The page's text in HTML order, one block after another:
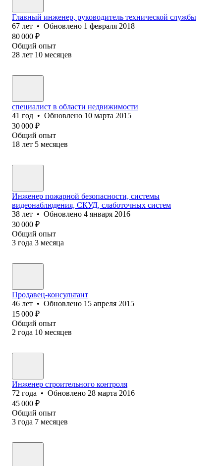
Главный инженер, руководитель технической службы
67 лет • Обновлено 1 февраля 2018
80 000 ₽
Общий опыт
28 лет 10 месяцев
специалист в области недвижимости
41 год • Обновлено 10 марта 2015
30 000 ₽
Общий опыт
18 лет 5 месяцев
Инженер пожарной безопасности, системы
видеонаблюдения, СКУД, слаботочных систем
38 лет • Обновлено 4 января 2016
30 000 ₽
Общий опыт
3 года 3 месяца
Продавец-консультант
46 лет • Обновлено 15 апреля 2015
15 000 ₽
Общий опыт
2 года 10 месяцев
Инженер строительного контроля
72 года • Обновлено 28 марта 2016
45 000 ₽
Общий опыт
3 года 7 месяцев